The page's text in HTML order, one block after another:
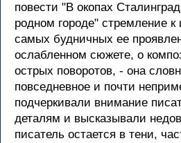
повести "В окопах
родном городе" стремление
самых будничных ее
ослабленном сюжете, о
острых поворотов, - она
повседневное и почти
подчеркивали внимание
деталям и высказывали
писатель остается в тени,